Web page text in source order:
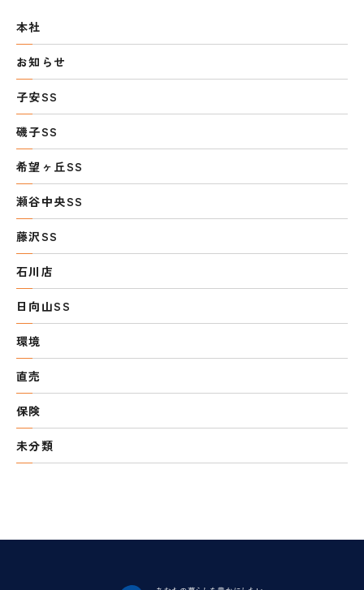
本社
お知らせ
子安SS
磯子SS
希望ヶ丘SS
瀬谷中央SS
藤沢SS
石川店
日向山SS
環境
直売
保険
未分類